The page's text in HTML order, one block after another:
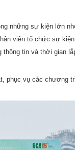
những sự kiện lớn
viên tổ chức sự
tin và thời gian
phục vụ các chương